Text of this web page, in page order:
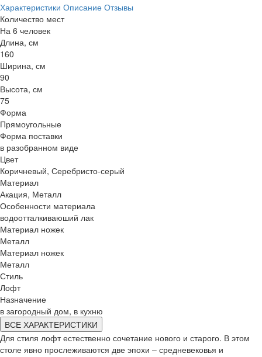
Характеристики Описание Отзывы
Количество мест
На 6 человек
Длина, см
160
Ширина, см
90
Высота, см
75
Форма
Прямоугольные
Форма поставки
в разобранном виде
Цвет
Коричневый, Серебристо-серый
Материал
Акация, Металл
Особенности материала
водоотталкиваюший лак
Материал ножек
Металл
Материал ножек
Металл
Стиль
Лофт
Назначение
в загородный дом, в кухню
ВСЕ ХАРАКТЕРИСТИКИ
Для стиля лофт естественно сочетание нового и старого. В этом
столе явно прослеживаются две эпохи – средневековья и